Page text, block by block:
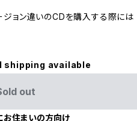
ョン違いのCDを購入する際には
shipping available
out
お住まいの方向け